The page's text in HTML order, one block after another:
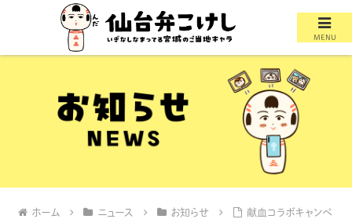
ホーム ニュース お知らせ
献血コラボキャンペ
MENU